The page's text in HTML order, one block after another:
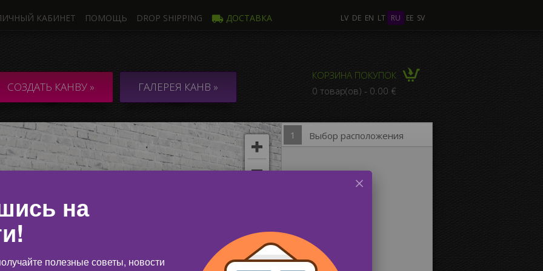
LV DE EN LT RU EE SV
КАБИНЕТ ПОМОЩЬ DROP SHIPPING ДОСТАВКА
КОРЗИНА ПОКУПОК
0 товар(ов) - 0.00 €
СОЗДАТЬ КАНВУ » ГАЛЕРЕЯ КАНВ »
1 Выбор расположения
из 1 Фото
КОЛЛАЖ / КОМПОЗИЦИЯ из
нескольких Фото
на
полезные советы, новости